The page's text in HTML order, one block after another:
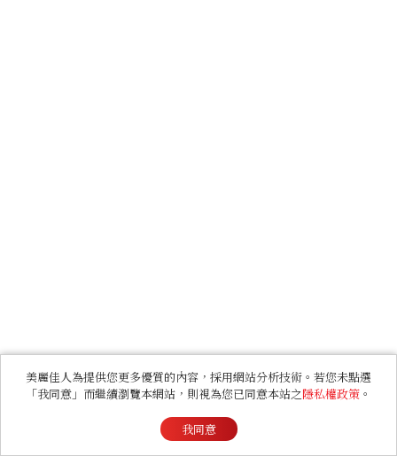
美麗佳人為提供您更多優質的內容，採用網站分析技術。若您未點選
「我同意」而繼續瀏覽本網站，則視為您已同意本站之隱私權政策 。
我同意